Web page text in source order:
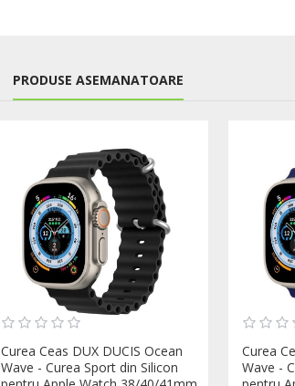
PRODUSE ASEMANATOARE
Curea Ceas DUX DUCIS Ocean
Wave - Curea Sport din Silicon
Curea
Wave -